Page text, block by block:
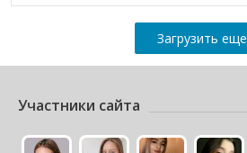
Загрузить еще
Участники сайта